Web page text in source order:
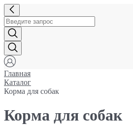
Главная
Каталог
Корма для собак
Корма для собак